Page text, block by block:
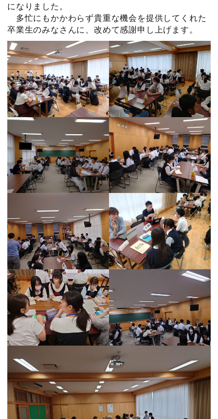
になりました。
多忙にもかかわらず貴重な機会を提供してくれた
卒業生のみなさんに、改めて感謝申し上げます。